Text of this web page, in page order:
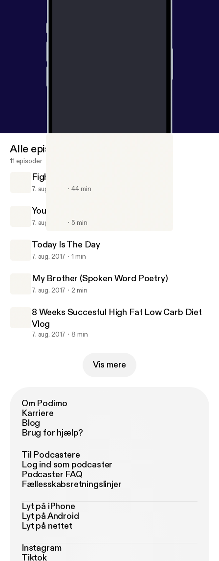
Gavin Chase Podcast
Alle episoder
11 episoder
FightWatch #1 With Billy And Jacob
7. aug. 2017 44 min
Your Room Is Your Life
7. aug. 2017 5 min
Today Is The Day
7. aug. 2017 1 min
My Brother (Spoken Word Poetry)
7. aug. 2017 2 min
8 Weeks Succesful High Fat Low Carb Diet
Vlog
7. aug. 2017 8 min
Vis mere
Om Podimo
Karriere
Blog
Brug for hjælp?
Til Podcastere
Log ind som podcaster
Podcaster FAQ
Fællesskabsretningslinjer
Lyt på iPhone
Lyt på Android
Lyt på nettet
Instagram
Tiktok